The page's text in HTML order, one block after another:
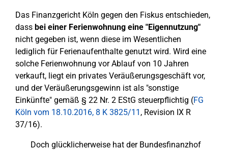
Das Finanzgericht Köln gegen den Fiskus entschieden,
dass bei einer Ferienwohnung eine "Eigennutzung"
nicht gegeben ist, wenn diese im Wesentlichen
lediglich für Ferienaufenthalte genutzt wird. Wird eine
solche Ferienwohnung vor Ablauf von 10 Jahren
verkauft, liegt ein privates Veräußerungsgeschäft vor,
und der Veräußerungsgewinn ist als "sonstige
Einkünfte" gemäß § 22 Nr. 2 EStG steuerpflichtig (FG
Köln vom 18.10.2016, 8 K 3825/11 , Revision IX R
37/16).
Doch glücklicherweise hat der Bundesfinanzhof